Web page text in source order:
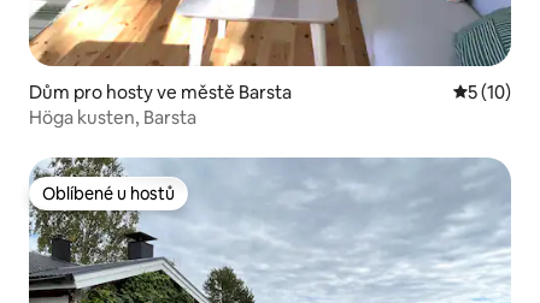
Dům pro hosty ve městě Barsta Průměrné
5 (10)
Höga kusten, Barsta
Oblíbené u hostů
Oblíbené u hostů